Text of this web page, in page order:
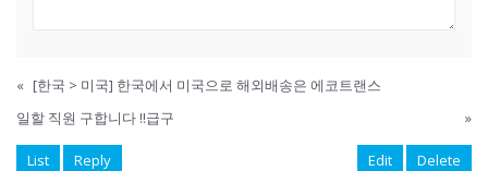
« [한국 > 미국] 한국에서 미국으로 해외배송은 에코트랜스
일할 직원 구합니다 !!급구
»
List Reply Edit Delete